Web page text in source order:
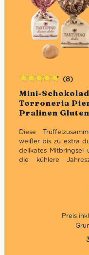
Mini-
Torroneria
Pralinen
(8)
Diese
weißer bis zu extra
delikates Mitbringsel
die kühlere
Original, bianco,
kleinen Pralinen aus
und Pistazien.
ausgezeichnete
Nocciola aus dem
ein uraltes
mit4.75
von 5